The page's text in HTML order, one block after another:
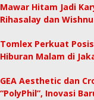
Mawar Hitam Jadi
Rihasalay dan
Tomlex Perkuat
Hiburan Malam di
GEA Aesthetic dan
“PolyPhil”, Inovasi